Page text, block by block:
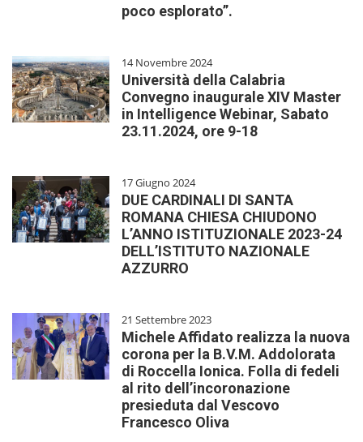
poco esplorato”.
14 Novembre 2024
Università della Calabria
Convegno inaugurale XIV Master
in Intelligence Webinar, Sabato
23.11.2024, ore 9-18
17 Giugno 2024
DUE CARDINALI DI SANTA
ROMANA CHIESA CHIUDONO
L’ANNO ISTITUZIONALE 2023-24
DELL’ISTITUTO NAZIONALE
AZZURRO
21 Settembre 2023
Michele Affidato realizza la nuova
corona per la B.V.M. Addolorata
di Roccella Ionica. Folla di fedeli
al rito dell’incoronazione
presieduta dal Vescovo
Francesco Oliva